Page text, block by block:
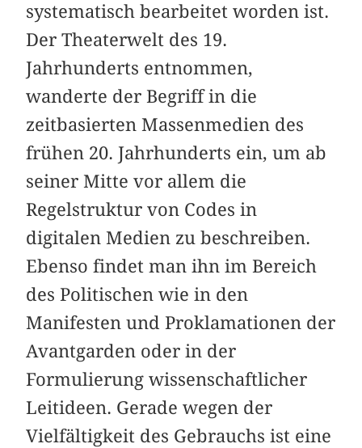
systematisch bearbeitet worden ist.
Der Theaterwelt des 19.
Jahrhunderts entnommen,
wanderte der Begriff in die
zeitbasierten Massenmedien des
frühen 20. Jahrhunderts ein, um ab
seiner Mitte vor allem die
Regelstruktur von Codes in
digitalen Medien zu beschreiben.
Ebenso findet man ihn im Bereich
des Politischen wie in den
Manifesten und Proklamationen der
Avantgarden oder in der
Formulierung wissenschaftlicher
Leitideen. Gerade wegen der
Vielfältigkeit des Gebrauchs ist eine